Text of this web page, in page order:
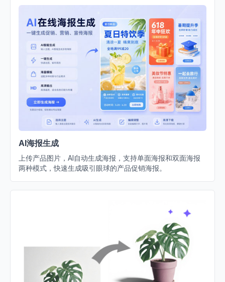
AI海报生成
上传产品图片，AI自动生成海报，支持单面海报和双面海报
两种模式，快速生成吸引眼球的产品促销海报。